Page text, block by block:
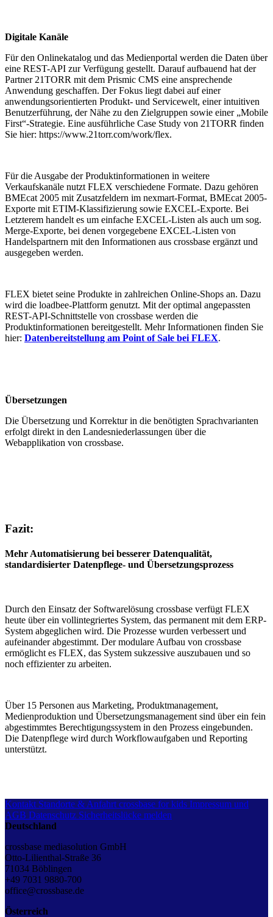
Digitale Kanäle
Für den Onlinekatalog und das Medienportal werden die Daten über
eine REST-API zur Verfügung gestellt. Darauf aufbauend hat der
Partner 21TORR mit dem Prismic CMS eine ansprechende
Anwendung geschaffen. Der Fokus liegt dabei auf einer
anwendungsorientierten Produkt- und Servicewelt, einer intuitiven
Benutzerführung, der Nähe zu den Zielgruppen sowie einer „Mobile
First“-Strategie. Eine ausführliche Case Study von 21TORR finden
Sie hier: https://www.21torr.com/work/flex.
Für die Ausgabe der Produktinformationen in weitere
Verkaufskanäle nutzt FLEX verschiedene Formate. Dazu gehören
BMEcat 2005 mit Zusatzfeldern im nexmart-Format, BMEcat 2005-
Exporte mit ETIM-Klassifizierung sowie EXCEL-Exporte. Bei
Letzterem handelt es um einfache EXCEL-Listen als auch um sog.
Merge-Exporte, bei denen vorgegebene EXCEL-Listen von
Handelspartnern mit den Informationen aus crossbase ergänzt und
ausgegeben werden.
FLEX bietet seine Produkte in zahlreichen Online-Shops an. Dazu
wird die loadbee-Plattform genutzt. Mit der optimal angepassten
REST-API-Schnittstelle von crossbase werden die
Produktinformationen bereitgestellt. Mehr Informationen finden Sie
hier: Datenbereitstellung am Point of Sale bei FLEX.
Übersetzungen
Die Übersetzung und Korrektur in die benötigten Sprachvarianten
erfolgt direkt in den Landesniederlassungen über die
Webapplikation von crossbase.
Fazit:
Mehr Automatisierung bei besserer Datenqualität,
standardisierter Datenpflege- und Übersetzungsprozess
Durch den Einsatz der Softwarelösung crossbase verfügt FLEX
heute über ein vollintegriertes System, das permanent mit dem ERP-
System abgeglichen wird. Die Prozesse wurden verbessert und
aufeinander abgestimmt. Der modulare Aufbau von crossbase
ermöglicht es FLEX, das System sukzessive auszubauen und so
noch effizienter zu arbeiten.
Über 15 Personen aus Marketing, Produktmanagement,
Medienproduktion und Übersetzungsmanagement sind über ein fein
abgestimmtes Berechtigungssystem in den Prozess eingebunden.
Die Datenpflege wird durch Workflowaufgaben und Reporting
unterstützt.
Kontakt Standorte & Anfahrt crossbase for kids Impressum und
AGB Datenschutz Sicherheitslücke melden
Deutschland
crossbase mediasolution GmbH
Otto-Lilienthal-Straße 36
71034 Böblingen
+49 7031 9880-700
office@crossbase.de
Österreich